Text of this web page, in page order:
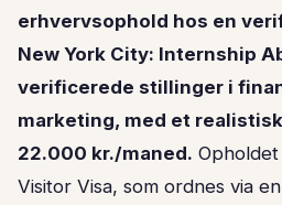
erhvervsophold hos en
New York City: Internship
verificerede stillinger i
marketing, med et
22.000 kr./maned.
Visitor Visa, som ordnes via